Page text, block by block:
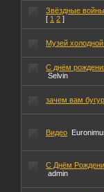
Звёздные войны.
[ 1 2 ]
Музей
С днём
Selvin
зачем вам
Видео
С Днём
admin